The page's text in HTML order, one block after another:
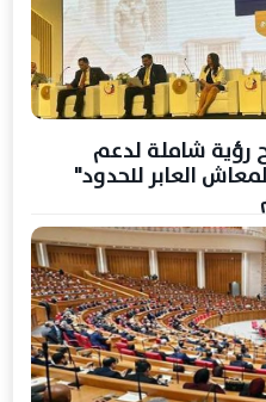
رؤية شاملة لدعم
العابر للحدود"